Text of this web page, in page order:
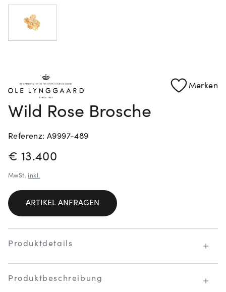
Merken
Wild Rose Brosche
Referenz: A9997-489
PREISINFORMATIONEN
€ 13.400
MwSt. inkl.
ARTIKEL ANFRAGEN
Produktdetails
Produktbeschreibung